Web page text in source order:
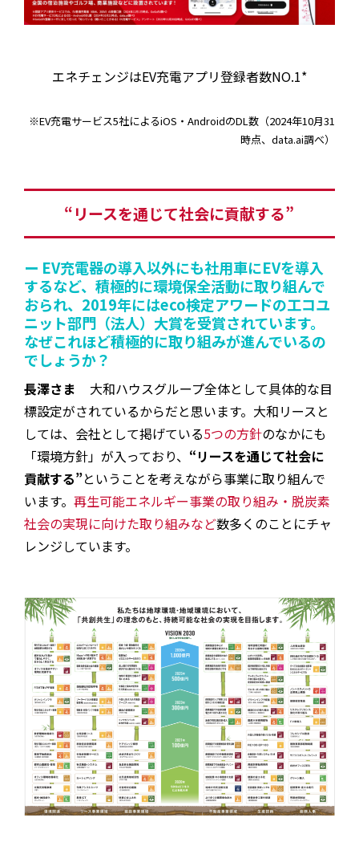
エネチェンジはEV充電アプリ登録者数NO.1*
※EV充電サービス5社によるiOS・AndroidのDL数（2024年10月31
時点、data.ai調べ）
“リースを通じて社会に貢献する”
ー EV充電器の導入以外にも社用車にEVを導入
するなど、積極的に環境保全活動に取り組んで
おられ、2019年にはeco検定アワードの工コユ
ニット部門（法人）大賞を受賞されています。
なぜこれほど積極的に取り組みが進んでいるの
でしょうか？
長澤さま
大和ハウスグループ全体として具体的な目
標設定がされているからだと思います。大和リースと
しては、会社として掲げている5つの方針のなかにも
「環境方針」が入っており、 “リースを通じて社会に
貢献する”ということを考えながら事業に取り組んで
います。 再生可能エネルギー事業の取り組み・脱炭素
社会の実現に向けた取り組みなど数多くのことにチャ
レンジしています。